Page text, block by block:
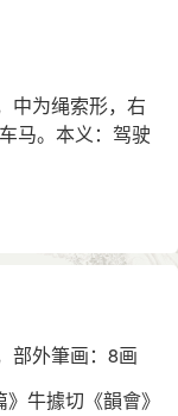
中为绳索形，右
马。本义：驾驶
部外筆画：8画
牛據切《韻會》